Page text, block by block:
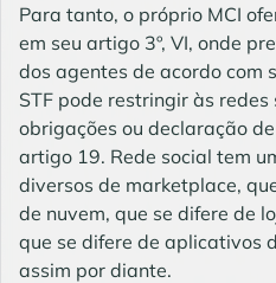
Para tanto, o próprio MCI
em seu artigo 3º, VI, onde
dos agentes de acordo com
STF pode restringir às
obrigações ou declaração
artigo 19. Rede social tem
diversos de marketplace,
de nuvem, que se difere de
que se difere de aplicativos
assim por diante.